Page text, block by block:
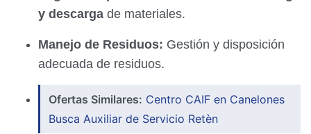
y descarga de materiales.
Manejo de Residuos: Gestión y disposición
adecuada de residuos.
Ofertas Similares: Centro CAIF en Canelones
Busca Auxiliar de Servicio Retèn